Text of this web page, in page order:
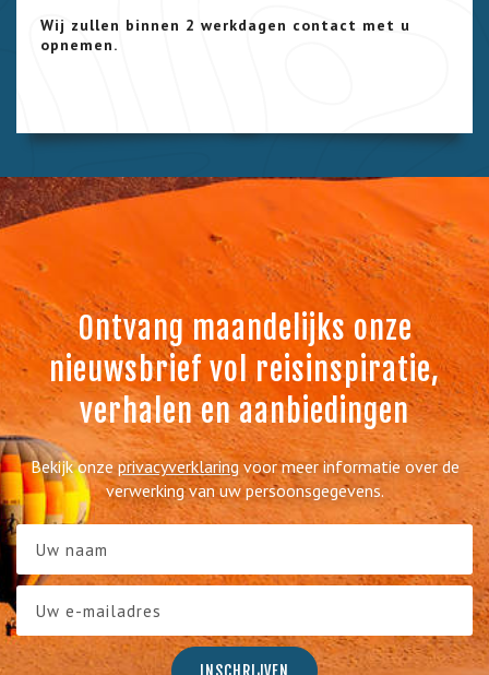
Wij zullen binnen 2 werkdagen contact met u
opnemen.
Ontvang maandelijks onze
nieuwsbrief vol reisinspiratie,
verhalen en aanbiedingen
Bekijk onzeprivacyverklaringvoor meer informatie over de
verwerking van uw persoonsgegevens.